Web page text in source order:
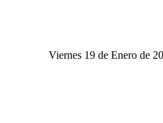
Viernes 19 de Enero de